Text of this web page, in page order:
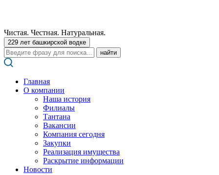
Чистая. Честная. Натуральная.
229 лет башкирской водке
Поиск:
Главная
О компании
Наша история
Филиалы
Тантана
Вакансии
Компания сегодня
Закупки
Реализация имущества
Раскрытие информации
Новости